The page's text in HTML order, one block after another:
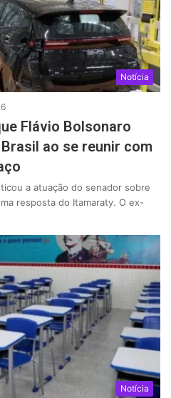
Notícia
Flávio Bolsonaro
ao se reunir com
a atuação do senador sobre
resposta do Itamaraty. O ex-
Notícia